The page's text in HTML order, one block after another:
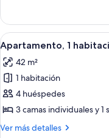
(3
Adults
+
1
Child)
1
habitación,
balcón
Adults
+
Child)
Abrir
todas
las
fotos
de
Apartamento,
1
7
Apartamento, 1
42 m²
1 habitación
4 huéspedes
3 camas individuales y 1
Ver más detalles
Más